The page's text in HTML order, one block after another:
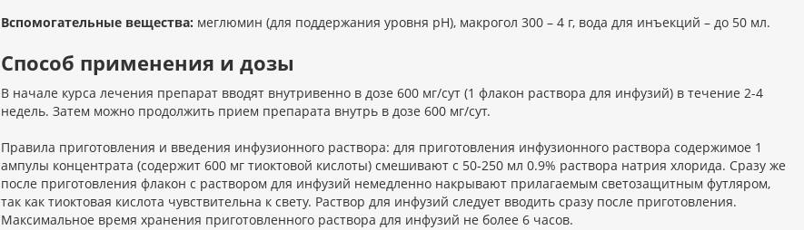
Вспомогательные вещества: меглюмин (для поддержания уровня рН), макрогол 300 – 4 г, вода для инъекций – до 50 мл.
Способ применения и дозы
В начале курса лечения препарат вводят внутривенно в дозе 600 мг/сут (1 флакон раствора для инфузий) в течение 2-4
недель. Затем можно продолжить прием препарата внутрь в дозе 600 мг/сут.
Правила приготовления и введения инфузионного раствора: для приготовления инфузионного раствора содержимое 1
ампулы концентрата (содержит 600 мг тиоктовой кислоты) смешивают с 50-250 мл 0.9% раствора натрия хлорида. Сразу же
после приготовления флакон с раствором для инфузий немедленно накрывают прилагаемым светозащитным футляром,
так как тиоктовая кислота чувствительна к свету. Раствор для инфузий следует вводить сразу после приготовления.
Максимальное время хранения приготовленного раствора для инфузий не более 6 часов.